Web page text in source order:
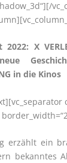
2022: X
in die Kinos
erzählt ein
bekanntes